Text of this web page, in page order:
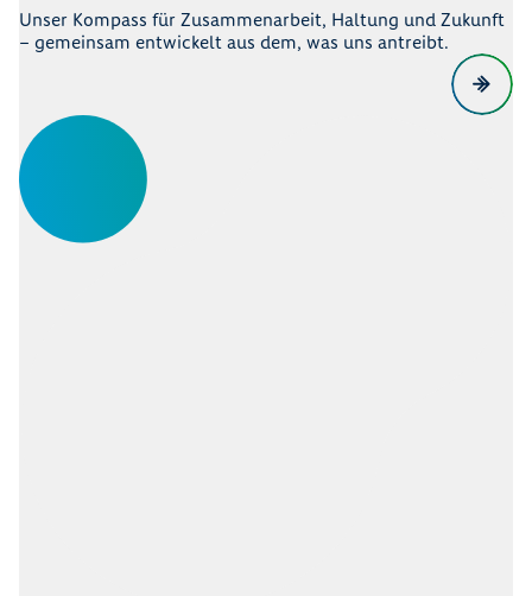
Unser Kompass für Zusammenarbeit, Haltung und Zukunft
– gemeinsam entwickelt aus dem, was uns antreibt.